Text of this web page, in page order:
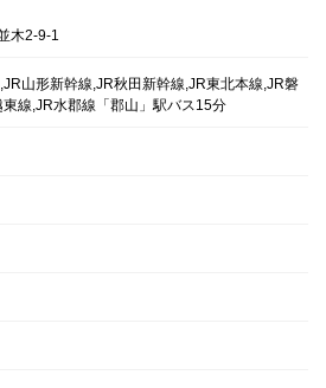
木2-9-1
山形新幹線,JR秋田新幹線,JR東北本線,JR磐
東線,JR水郡線「郡山」駅バス15分